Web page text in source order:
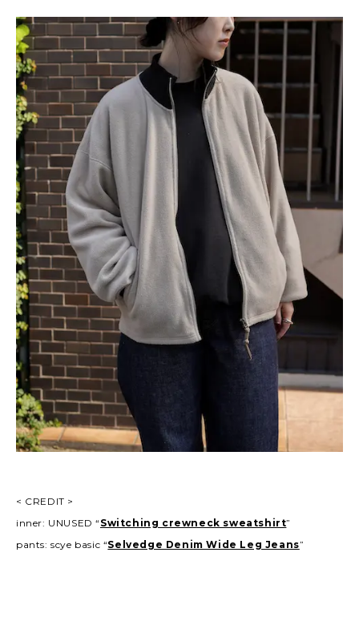
< CREDIT >
inner: UNUSED “ Switching crewneck sweatshirt”
pants: scye basic “Selvedge Denim Wide Leg Jeans”